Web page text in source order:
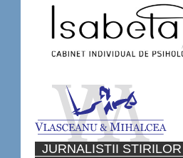
JURNALISTII